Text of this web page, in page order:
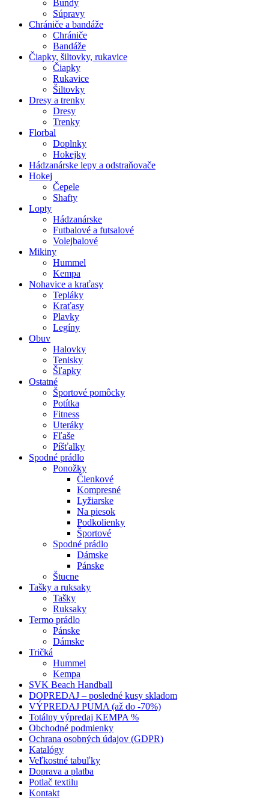
Bundy
Súpravy
Chrániče a bandáže
Chrániče
Bandáže
Čiapky, šiltovky, rukavice
Čiapky
Rukavice
Šiltovky
Dresy a trenky
Dresy
Trenky
Florbal
Doplnky
Hokejky
Hádzanárske lepy a odstraňovače
Hokej
Čepele
Shafty
Lopty
Hádzanárske
Futbalové a futsalové
Volejbalové
Mikiny
Hummel
Kempa
Nohavice a kraťasy
Tepláky
Kraťasy
Plavky
Legíny
Obuv
Halovky
Tenisky
Šľapky
Ostatné
Športové pomôcky
Potítka
Fitness
Uteráky
Fľaše
Píšťalky
Spodné prádlo
Ponožky
Členkové
Kompresné
Lyžiarske
Na piesok
Podkolienky
Športové
Spodné prádlo
Dámske
Pánske
Štucne
Tašky a ruksaky
Tašky
Ruksaky
Termo prádlo
Pánske
Dámske
Tričká
Hummel
Kempa
SVK Beach Handball
DOPREDAJ – posledné kusy skladom
VÝPREDAJ PUMA (až do -70%)
Totálny výpredaj KEMPA %
Obchodné podmienky
Ochrana osobných údajov (GDPR)
Katalógy
Veľkostné tabuľky
Doprava a platba
Potlač textilu
Kontakt